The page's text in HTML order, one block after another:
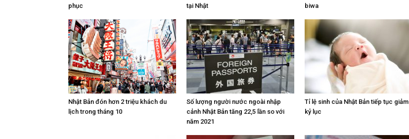
phục
tại Nhật
biwa
Nhật Bản đón hơn 2 triệu khách du
lịch trong tháng 10
Số lượng người nước ngoài nhập
cảnh Nhật Bản tăng 22,5 lần so với
năm 2021
Tỉ lệ sinh của Nhật Bản tiếp tục giảm
kỷ lục